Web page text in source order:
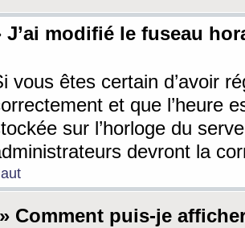
J’ai modifié le fuseau
vous êtes certain d’avoir
et que l’heure
sur l’horloge du
devront la
» Comment puis-je